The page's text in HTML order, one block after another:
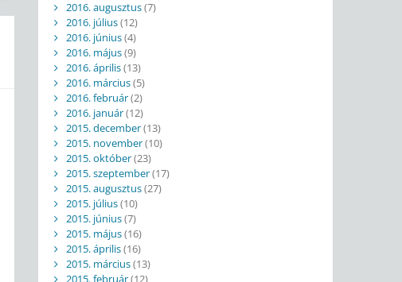
2016. augusztus(7)
2016. július(12)
2016. június(4)
2016. május(9)
2016. április(13)
2016. március(5)
2016. február(2)
2016. január(12)
2015. december(13)
2015. november(10)
2015. október(23)
2015. szeptember(17)
2015. augusztus(27)
2015. július(10)
2015. június(7)
2015. május(16)
2015. április(16)
2015. március(13)
2015. február(12)